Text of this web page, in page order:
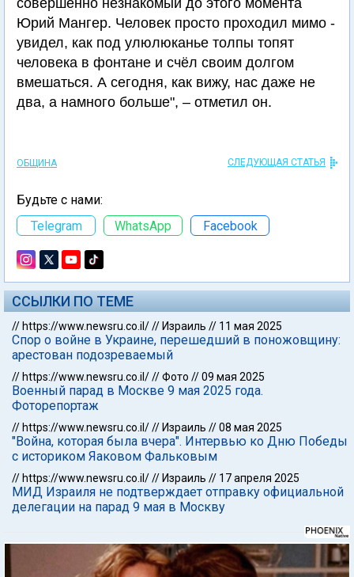
совершенно незнакомый до этого момента
Юрий Мангер. Человек просто проходил мимо -
увидел, как под улюлюканье толпы топят
человека в фонтане и счёл своим долгом
вмешаться. А сегодня, как вижу, нас даже не
два, а намного больше", – отметил он.
ОБЩИНА СЛЕДУЮЩАЯ СТАТЬЯ
Будьте с нами:
Telegram
WhatsApp Facebook
ССЫЛКИ ПО ТЕМЕ
// https://www.newsru.co.il/// Израиль // 11 мая 2025
Спор о войне в Украине, перешедший в поножовщину:
арестован подозреваемый
// https://www.newsru.co.il///Фото //09 мая 2025
Военный парад в Москве 9 мая 2025 года.
Фоторепортаж
// https://www.newsru.co.il/// Израиль //08 мая 2025
"Война, которая была вчера". Интервью ко Дню Победы
с историком Яаковом Фальковым
// https://www.newsru.co.il/// Израиль // 17 апреля 2025
МИД Израиля не подтверждает отправку официальной
делегации на парад 9 мая в Москву